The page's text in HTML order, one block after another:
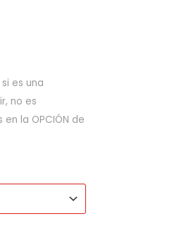
es una
no es
la OPCIÓN de